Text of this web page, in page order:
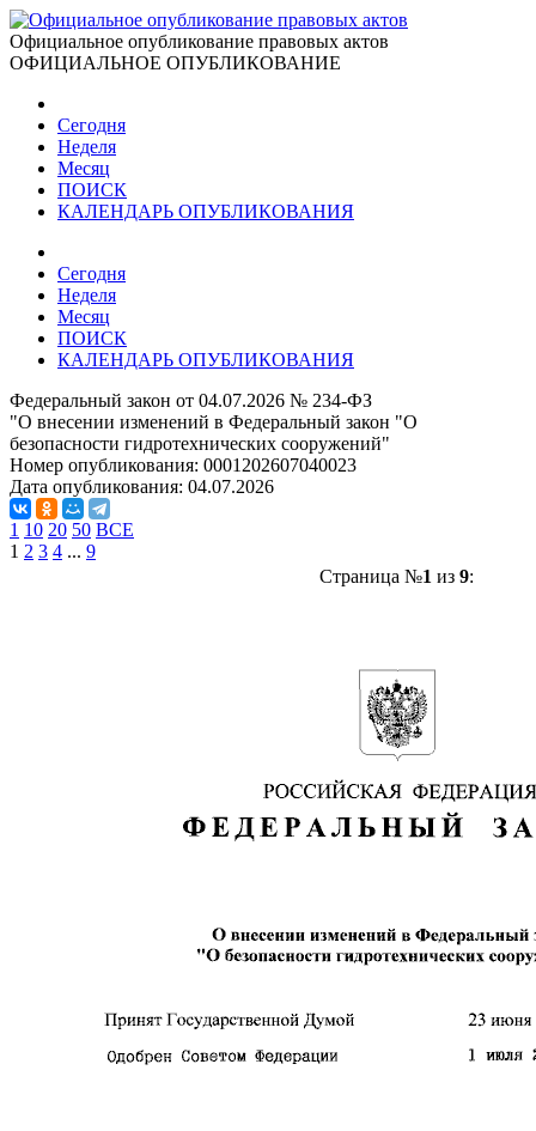
Официальное опубликование правовых актов
ОФИЦИАЛЬНОЕ ОПУБЛИКОВАНИЕ
Сегодня
Неделя
Месяц
ПОИСК
КАЛЕНДАРЬ ОПУБЛИКОВАНИЯ
Сегодня
Неделя
Месяц
ПОИСК
КАЛЕНДАРЬ ОПУБЛИКОВАНИЯ
Федеральный закон от 04.07.2026 № 234-ФЗ
"О внесении изменений в Федеральный закон "О
безопасности гидротехнических сооружений"
Номер опубликования: 0001202607040023
Дата опубликования: 04.07.2026
1 10 20 50 ВСЕ
1 2 3 4 ... 9
Страница №1 из 9: